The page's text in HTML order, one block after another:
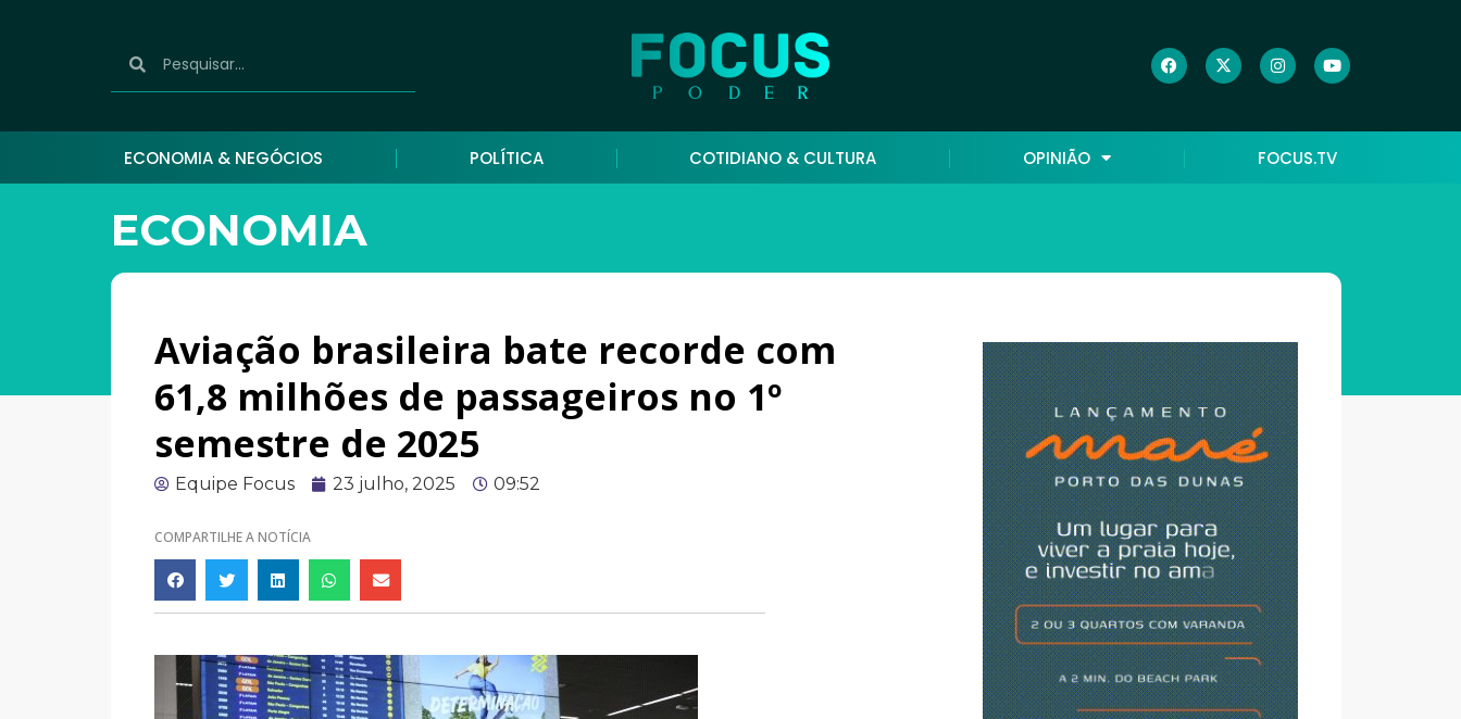
ECONOMIA & NEGÓCIOS POLÍTICA COTIDIANO & CULTURA OPINIÃO FOCUS.TV
ECONOMIA
Aviação brasileira bate recorde com
61,8 milhões de passageiros no 1º
semestre de 2025
Equipe Focus 23 julho, 2025 09:52
COMPARTILHE A NOTÍCIA